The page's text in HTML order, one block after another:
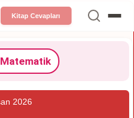
Kitap Cevapları
Matematik
2026